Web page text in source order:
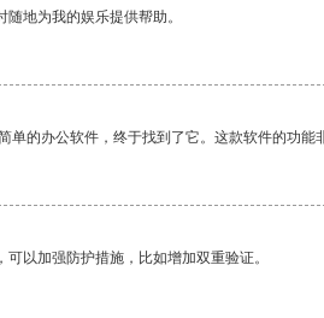
地为我的娱乐提供帮助。
单的办公软件，终于找到了它。这款软件的功
以加强防护措施，比如增加双重验证。